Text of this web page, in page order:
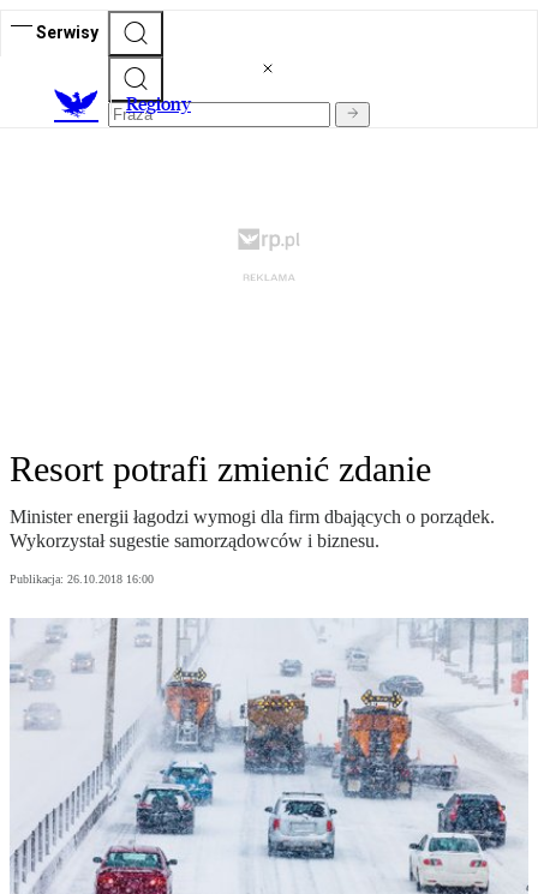
Serwisy
Regiony
Resort potrafi zmienić zdanie
Minister energii łagodzi wymogi dla firm dbających o porządek.
Wykorzystał sugestie samorządowców i biznesu.
Publikacja: 26.10.2018 16:00